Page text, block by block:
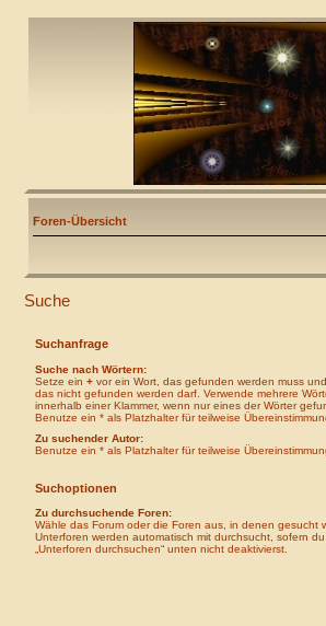
Foren-Übersicht
Suche
Suchanfrage
Suche nach Wörtern:
Setze ein + vor ein Wort, das gefunden werden muss
das nicht gefunden werden darf. Verwende mehrere
innerhalb einer Klammer, wenn nur eines der Wörter
Benutze ein * als Platzhalter für teilweise
Zu suchender Autor:
Benutze ein * als Platzhalter für teilweise
Suchoptionen
Zu durchsuchende Foren:
Wähle das Forum oder die Foren aus, in denen gesucht
Unterforen werden automatisch mit durchsucht, sofern
„Unterforen durchsuchen“ unten nicht deaktivierst.